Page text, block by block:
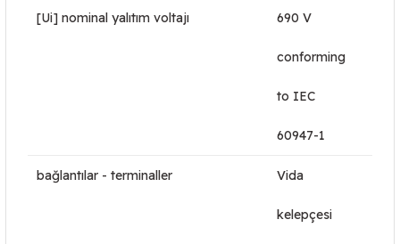
[Ui] nominal yalıtım voltajı 690 V
conforming
to IEC
60947-1
bağlantılar - terminaller Vida
kelepçesi